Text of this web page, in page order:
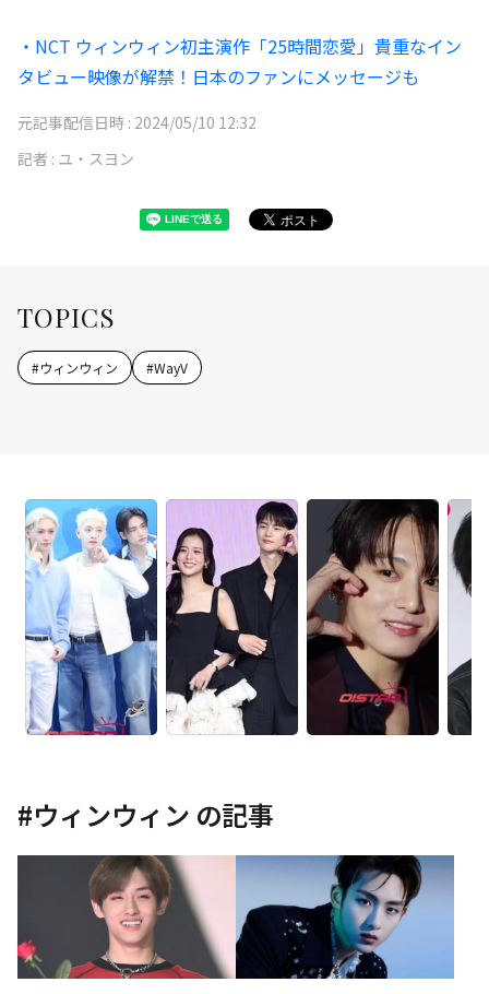
・NCT ウィンウィン初主演作「25時間恋愛」貴重なイン
タビュー映像が解禁！日本のファンにメッセージも
元記事配信日時 : 2024/05/10 12:32
記者 : ユ・スヨン
TOPICS
#ウィンウィン #WayV
#ウィンウィン の記事